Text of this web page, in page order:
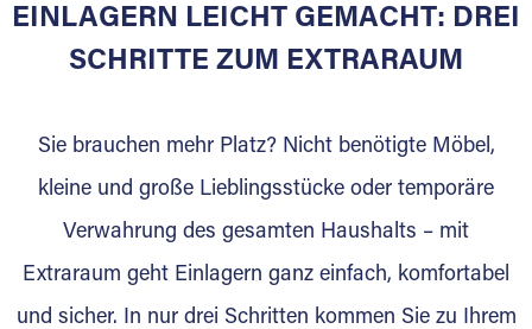
DAS SIND WIR
EINLAGERN LEICHT GEMACHT: DREI
SCHRITTE ZUM EXTRARAUM
Sie brauchen mehr Platz? Nicht benötigte Möbel,
kleine und große Lieblingsstücke oder temporäre
Verwahrung des gesamten Haushalts – mit
Extraraum geht Einlagern ganz einfach, komfortabel
und sicher. In nur drei Schritten kommen Sie zu Ihrem